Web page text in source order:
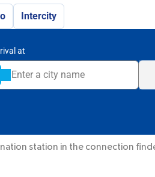
Intercity
at
station in the connection